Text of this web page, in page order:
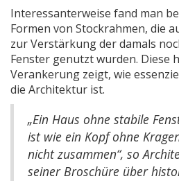
Interessanterweise fand man
Formen von Stockrahmen, die
zur Verstärkung der damals
Fenster genutzt wurden. Diese
Verankerung zeigt, wie
die Architektur ist.
„Ein Haus ohne stabile
ist wie ein Kopf ohne
nicht zusammen“, so
seiner Broschüre über